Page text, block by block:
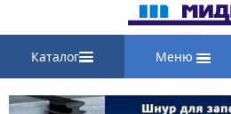
Каталог Меню